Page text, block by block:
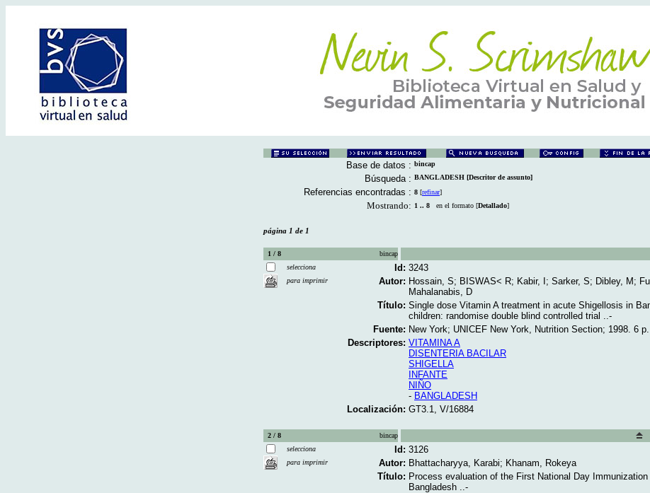
Base de datos : bincap
Búsqueda : BANGLADESH [Descritor de assunto]
Referencias encontradas : 8 [refinar]
Mostrando: 1 .. 8 en el formato [Detallado]
página 1 de 1
1 / 8
bincap
selecciona
para imprimir
Id: 3243
Autor: Hossain, S; BISWAS< R; Kabir, I; Sarker, S; Dibley, M;
Mahalanabis, D
Título: Single dose Vitamin A treatment in acute Shigellosis in
children: randomise double blind controlled trial ..-
Fuente: New York; UNICEF New York, Nutrition Section; 1998. 6
Descriptores: VITAMINA A
DISENTERIA BACILAR
SHIGELLA
INFANTE
NIÑO
- BANGLADESH
Localización: GT3.1, V/16884
2 / 8
bincap
selecciona
para imprimir
Id: 3126
Autor: Bhattacharyya, Karabi; Khanam, Rokeya
Título: Process evaluation of the First National Day
Bangladesh ..-